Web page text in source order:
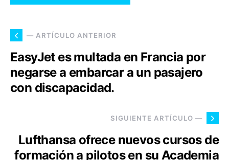
— ARTÍCULO ANTERIOR
EasyJet es multada en Francia por
negarse a embarcar a un pasajero
con discapacidad.
SIGUIENTE ARTÍCULO —
Lufthansa ofrece nuevos cursos de
formación a pilotos en su Academia